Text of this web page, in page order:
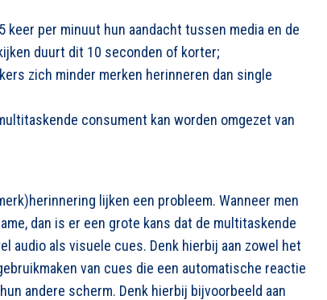
per minuut hun aandacht tussen media en de
duurt dit 10 seconden of korter;
zich minder merken herinneren dan single
consument kan worden omgezet van
lijken een probleem. Wanneer men
dan is er een grote kans dat de multitaskende
audio als visuele cues. Denk hierbij aan zowel het
van cues die een automatische reactie
andere scherm. Denk hierbij bijvoorbeeld aan